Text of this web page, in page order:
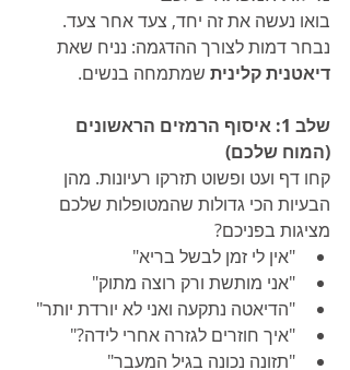
בואו נעשה את זה יחד, צעד אחר צעד.
נבחר דמות לצורך ההדגמה: נניח שאת
דיאטנית קלינית שמתמחה בנשים.
שלב 1: איסוף הרמזים הראשונים
(המוח שלכם)
קחו דף ועט ופשוט תזרקו רעיונות. מהן
הבעיות הכי גדולות שהמטופלות שלכם
מציגות בפניכם?
"אין לי זמן לבשל בריא"
"אני מותשת ורק רוצה מתוק"
"הדיאטה נתקעה ואני לא יורדת יותר"
"איך חוזרים לגזרה אחרי לידה?"
"תזונה נכונה בגיל המעבר"